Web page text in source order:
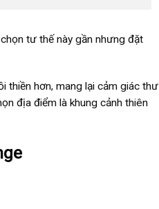
tư thế này gần nhưng đặt
thiền hơn, mang lại cảm giác thư
địa điểm là khung cảnh thiên